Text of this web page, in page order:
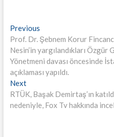
Yazı
gezinmesi
PreviousPrevious
post:
Prof. Dr. Şebnem Korur
Nesin’in yargılandıkları Özgür
Yönetmeni davası öncesinde
açıklaması yapıldı.
NextNext
post:
RTÜK, Başak Demirtaş’ın
nedeniyle, Fox Tv hakkında